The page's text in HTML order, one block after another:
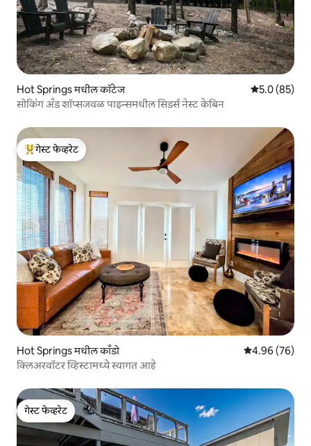
Hot Springs मधील कॉटेज 5 पैकी 5.0
5.0 (85)
सोकिंग अँड शॉप्सजवळ पाइन्समधील सिडर्स नेस्ट केबिन
टॉप गेस्ट फेव्हरेट
गेस्ट फेव्हरेट
Hot Springs मधील काँडो 5 पैकी 4.96
4.96 (76)
क्लिअरवॉटर व्हिस्टामध्ये स्वागत आहे
गेस्ट फेव्हरेट
गेस्ट फेव्हरेट